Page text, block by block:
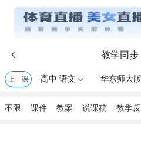
 教学同步
上一课 高中 语文 
不限 课件 教案 说课稿 教学